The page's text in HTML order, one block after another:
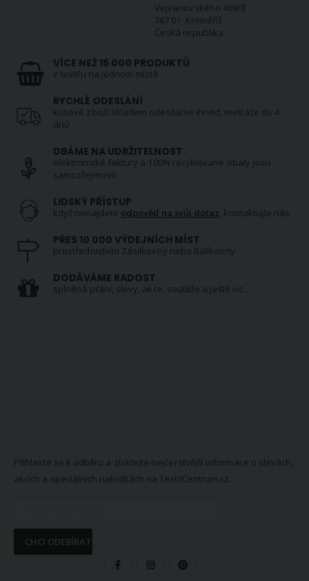
Vejvanovského 469/8
767 01 Kroměříž
Česká republika
VÍCE NEŽ 15 000 PRODUKTŮ
z textilu na jednom místě
RYCHLÉ ODESLÁNÍ
kusové zboží skladem odesíláme ihned, metráže do 4
dnů
DBÁME NA UDRŽITELNOST
elektronické faktury a 100% recyklované obaly jsou
samozřejmostí
LIDSKÝ PŘÍSTUP
když nenajdete odpověď na svůj dotaz, kontaktujte nás
PŘES 10 000 VÝDEJNÍCH MÍST
prostřednictvím Zásilkovny nebo Balíkovny
DODÁVÁME RADOST
splněná přání, slevy, akce, soutěže a ještě víc...
Přihlaste se k odběru a získtejte nejčerstvější informace o slevách,
akcích a speciálních nabídkách na TextilCentrum.cz.
CHCI ODEBÍRAT